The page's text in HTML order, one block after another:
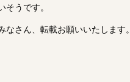
うです。
さん、転載お願いいたします。